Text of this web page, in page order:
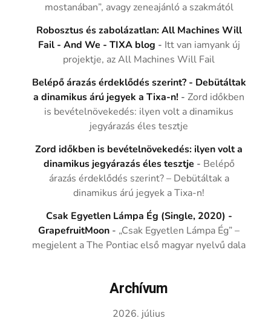
mostanában”, avagy zeneajánló a szakmától
Robosztus és zabolázatlan: All Machines Will
Fail - And We - TIXA blog - Itt van iamyank új
projektje, az All Machines Will Fail
Belépő árazás érdeklődés szerint? - Debütáltak
a dinamikus árú jegyek a Tixa-n! -Zord időkben
is bevételnövekedés: ilyen volt a dinamikus
jegyárazás éles tesztje
Zord időkben is bevételnövekedés: ilyen volt a
dinamikus jegyárazás éles tesztje - Belépő
árazás érdeklődés szerint? – Debütáltak a
dinamikus árú jegyek a Tixa-n!
Csak Egyetlen Lámpa Ég (Single, 2020) -
GrapefruitMoon - „Csak Egyetlen Lámpa Ég” –
megjelent a The Pontiac első magyar nyelvű dala
Archívum
2026. július